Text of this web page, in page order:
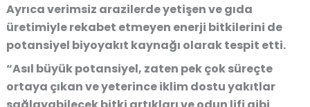
Ayrıca verimsiz arazilerde yetişen ve gıda
üretimiyle rekabet etmeyen enerji bitkilerini de
potansiyel biyoyakıt kaynağı olarak tespit etti.
“Asıl büyük potansiyel, zaten pek çok süreçte
ortaya çıkan ve yeterince iklim dostu yakıtlar